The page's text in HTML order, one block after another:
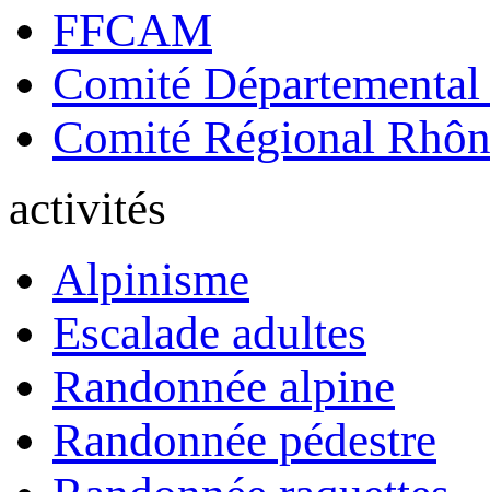
FFCAM
Comité
Comité Régional
activités
Alpinisme
Escalade adultes
Randonnée alpine
Randonnée pédestre